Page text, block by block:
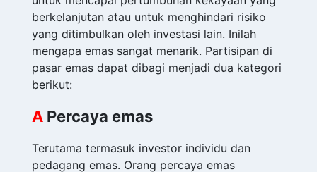
berkelanjutan atau untuk menghindari risiko
yang ditimbulkan oleh investasi lain. Inilah
mengapa emas sangat menarik. Partisipan di
pasar emas dapat dibagi menjadi dua kategori
berikut:
APercaya emas
Terutama termasuk investor individu dan
pedagang emas. Orang percaya emas